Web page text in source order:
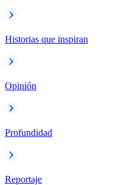
Historias que inspiran
Opinión
Profundidad
Reportaje